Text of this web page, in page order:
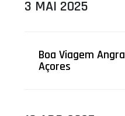
3 MAI 2025
Boa Viagem Angra
Açores